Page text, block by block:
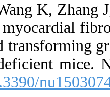
31. Cui X,
receptor
vitamin D-
## [